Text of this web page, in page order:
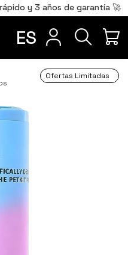
y 3 años de garantía 🚀
ES
Ofertas Limitadas
Total 0,00€
IR AL CARRITO
PT
FR